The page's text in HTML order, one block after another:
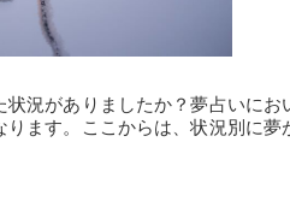
況がありましたか？夢占いにお
ます。ここからは、状況別に夢